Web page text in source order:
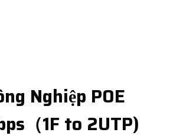
Nghiệp POE
（1F to 2UTP)